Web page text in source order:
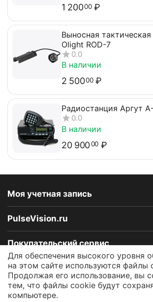
1 20000 ₽
Выносная тактическая
Olight ROD-7
0.0
В наличии
2 50000 ₽
Радиостанция Аргут
0.0
В наличии
20 90000 ₽
Моя учетная запись
PulseVision.ru
Покупательский сервис
Контакты
© 2009 - 2026 Интернет-магазин
Для обеспечения высокого уровня
на этом сайте используются файлы
Продолжая его использование, вы
тем, что файлы cookie будут
компьютере.